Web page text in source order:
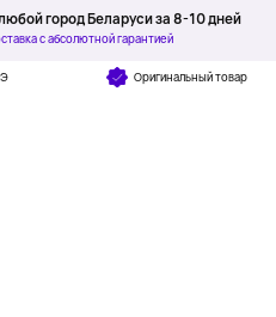
город Беларуси за 8-10 дней
с абсолютной гарантией
Оригинальный товар